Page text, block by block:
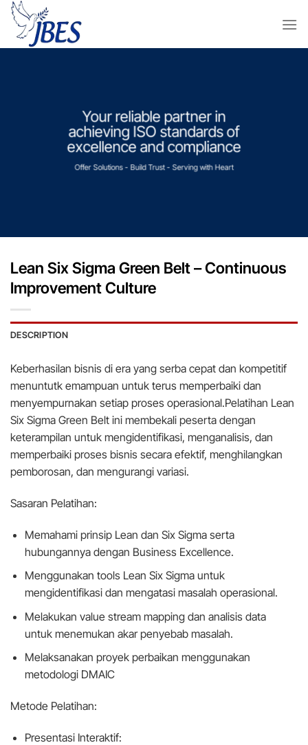
Skip
content
Your reliable partner in
achieving ISO standards of
excellence and compliance
Offer Solutions - Build Trust - Serving with Heart
Lean Six Sigma Green Belt – Continuous
Improvement Culture
DESCRIPTION
Keberhasilan bisnis di era yang serba cepat dan kompetitif
menuntutk emampuan untuk terus memperbaiki dan
menyempurnakan setiap proses operasional.Pelatihan Lean
Six Sigma Green Belt ini membekali peserta dengan
keterampilan untuk mengidentifikasi, menganalisis, dan
memperbaiki proses bisnis secara efektif, menghilangkan
pemborosan, dan mengurangi variasi.
Sasaran Pelatihan:
Memahami prinsip Lean dan Six Sigma serta
hubungannya dengan Business Excellence.
Menggunakan tools Lean Six Sigma untuk
mengidentifikasi dan mengatasi masalah operasional.
Melakukan value stream mapping dan analisis data
untuk menemukan akar penyebab masalah.
Melaksanakan proyek perbaikan menggunakan
metodologi DMAIC
Metode Pelatihan:
Presentasi Interaktif: